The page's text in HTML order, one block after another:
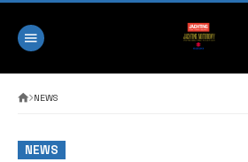
NEWS
NEWS